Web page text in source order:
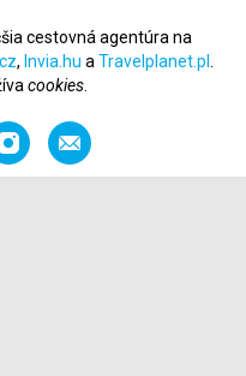
cestovná agentúra na
, Invia.hu a Travelplanet.pl
cookies.
InstagramOdporučiť